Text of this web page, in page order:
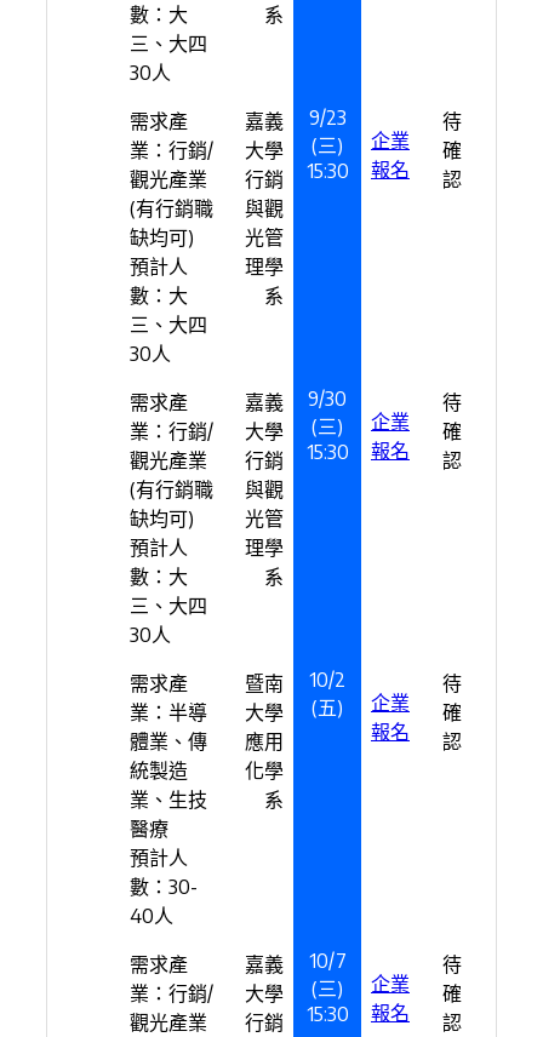
數：大
三、大四
30人
系
需求產
業：行銷/
觀光產業
(有行銷職
缺均可)
預計人
數：大
三、大四
30人
嘉義
大學
行銷
與觀
光管
理學
系
9/23
(三)
15:30
企業
報名
待
確
認
需求產
業：行銷/
觀光產業
(有行銷職
缺均可)
預計人
數：大
三、大四
30人
嘉義
大學
行銷
與觀
光管
理學
系
9/30
(三)
15:30
企業
報名
待
確
認
需求產
業：半導
體業、傳
統製造
業、生技
醫療
預計人
數：30-
40人
暨南
大學
應用
化學
系
10/2
(五)
企業
報名
待
確
認
需求產
業：行銷/
觀光產業
嘉義
大學
行銷
10/7
(三)
15:30
企業
報名
待
確
認